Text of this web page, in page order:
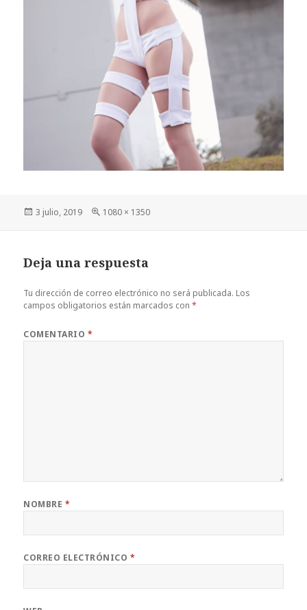
Publicado
3 julio, 2019
Tamaño
1080 × 1350
Deja una respuesta
Tu dirección de correo electrónico no será publicada. Los
campos obligatorios están marcados con*
COMENTARIO *
NOMBRE *
CORREO ELECTRÓNICO *